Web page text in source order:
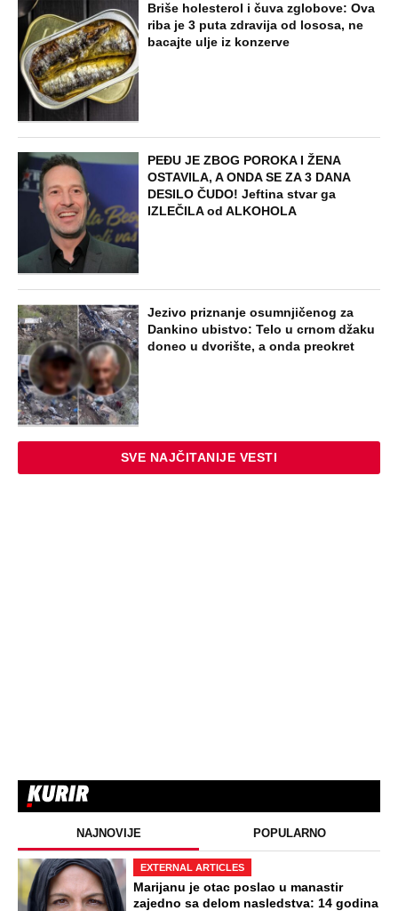
Briše holesterol i čuva zglobove: Ova
riba je 3 puta zdravija od lososa, ne
bacajte ulje iz konzerve
PEĐU JE ZBOG POROKA I ŽENA
OSTAVILA, A ONDA SE ZA 3 DANA
DESILO ČUDO! Jeftina stvar ga
IZLEČILA od ALKOHOLA
Jezivo priznanje osumnjičenog za
Dankino ubistvo: Telo u crnom džaku
doneo u dvorište, a onda preokret
SVE NAJČITANIJE VESTI
NAJNOVIJE POPULARNO
EXTERNAL ARTICLES
Marijanu je otac poslao u manastir
zajedno sa delom nasledstva: 14 godina